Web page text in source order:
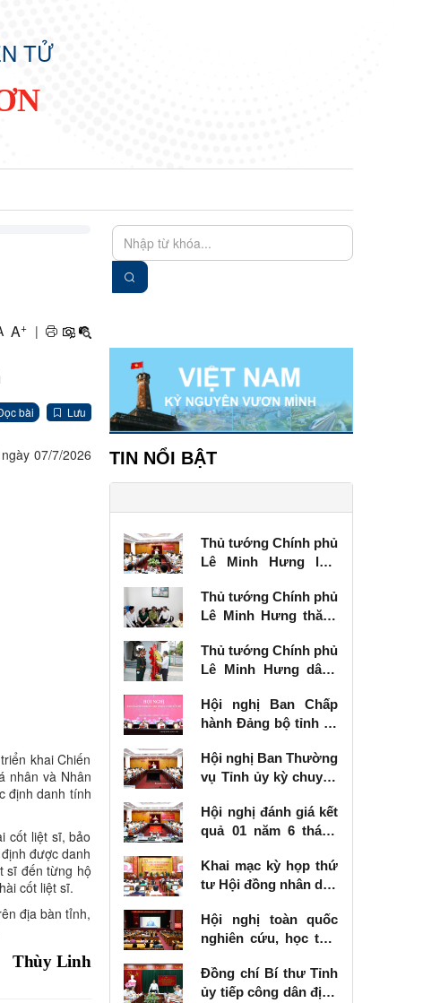
TỬ
A+ |
bài Lưu
07/7/2026
khai Chiến
nhân và Nhân
định danh tính
cốt liệt sĩ, bảo
được danh
sĩ đến từng hộ
cốt liệt sĩ.
địa bàn tỉnh,
Thùy Linh
TIN NỔI BẬT
Thủ tướng Chính phủ
Lê Minh Hưng làm
vụ Tỉnh ủy Lạng Sơn
Thủ tướng Chính phủ
Lê Minh Hưng thăm,
binh tại Lạng Sơn
Thủ tướng Chính phủ
Lê Minh Hưng dâng
các Anh hùng liệt sĩ
tại Lạng Sơn
Hội nghị Ban Chấp
hành Đảng bộ tỉnh kỳ
Hội nghị Ban Thường
vụ Tỉnh ủy kỳ chuyên
Hội nghị đánh giá kết
quả 01 năm 6 tháng
số 57-NQ/TW
Khai mạc kỳ họp thứ
tư Hội đồng nhân dân
kỳ 2026 - 2031
Hội nghị toàn quốc
nghiên cứu, học tập,
khai thực hiện Nghị
quyết số 10-NQ/TW
Đồng chí Bí thư Tỉnh
ủy tiếp công dân định